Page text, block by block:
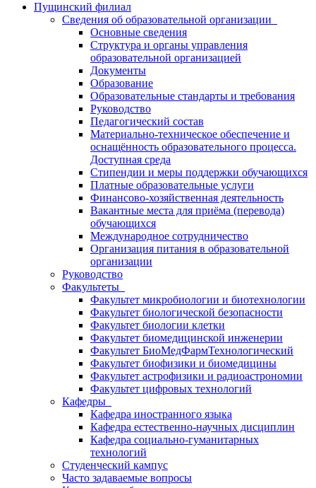
Пущинский филиал
Сведения об образовательной организации
Основные сведения
Структура и органы управления
образовательной организацией
Документы
Образование
Образовательные стандарты и требования
Руководство
Педагогический состав
Материально-техническое обеспечение и
оснащённость образовательного процесса.
Доступная среда
Стипендии и меры поддержки обучающихся
Платные образовательные услуги
Финансово-хозяйственная деятельность
Вакантные места для приёма (перевода)
обучающихся
Международное сотрудничество
Организация питания в образовательной
организации
Руководство
Факультеты
Факультет микробиологии и биотехнологии
Факультет биологической безопасности
Факультет биологии клетки
Факультет биомедицинской инженерии
Факультет БиоМедФармТехнологический
Факультет биофизики и биомедицины
Факультет астрофизики и радиоастрономии
Факультет цифровых технологий
Кафедры
Кафедра иностранного языка
Кафедра естественно-научных дисциплин
Кафедра социально-гуманитарных
технологий
Студенческий кампус
Часто задаваемые вопросы